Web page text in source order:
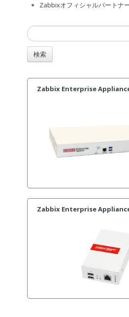
Zabbixオフィシャルパートナ
Zabbix Enterprise Appliance
Zabbix Enterprise Appliance